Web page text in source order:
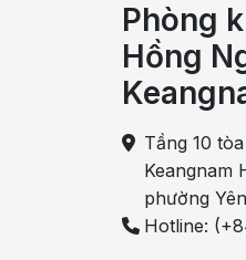
Phòng
Hồng
Tầng 10
Keangnam
phường
Hotline: